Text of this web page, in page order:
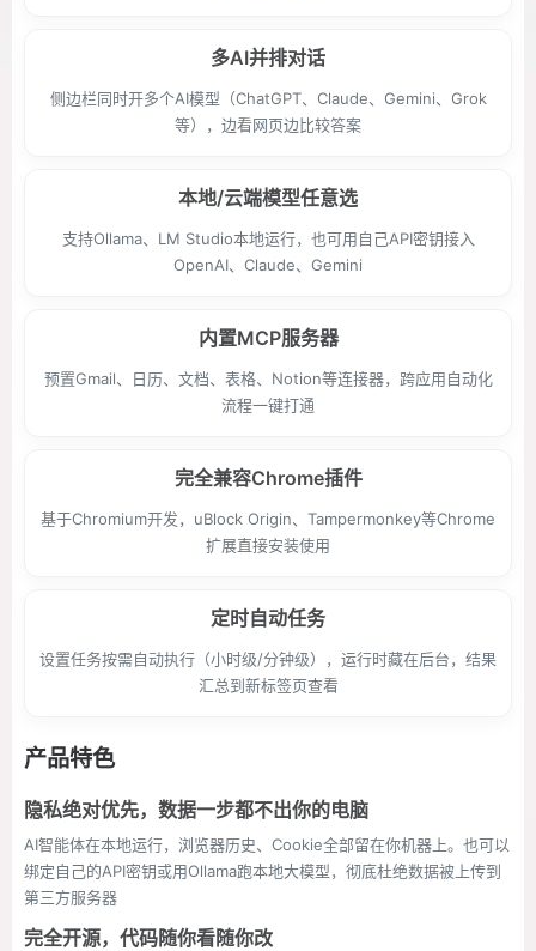
多AI并排对话
侧边栏同时开多个AI模型（ChatGPT、Claude、Gemini、Grok
等），边看网页边比较答案
本地/云端模型任意选
支持Ollama、LM Studio本地运行，也可用自己API密钥接入
OpenAI、Claude、Gemini
内置MCP服务器
预置Gmail、日历、文档、表格、Notion等连接器，跨应用自动化
流程一键打通
完全兼容Chrome插件
基于Chromium开发，uBlock Origin、Tampermonkey等Chrome
扩展直接安装使用
定时自动任务
设置任务按需自动执行（小时级/分钟级），运行时藏在后台，结果
汇总到新标签页查看
产品特色
隐私绝对优先，数据一步都不出你的电脑
AI智能体在本地运行，浏览器历史、Cookie全部留在你机器上。也可以
绑定自己的API密钥或用Ollama跑本地大模型，彻底杜绝数据被上传到
第三方服务器
完全开源，代码随你看随你改